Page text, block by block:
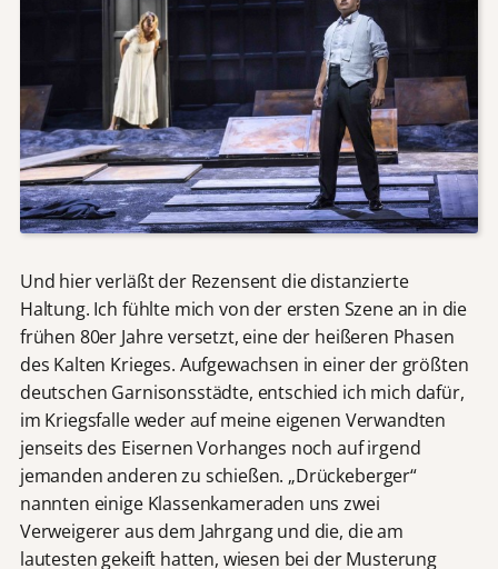
Und hier verläßt der Rezensent die distanzierte
Haltung. Ich fühlte mich von der ersten Szene an in die
frühen 80er Jahre versetzt, eine der heißeren Phasen
des Kalten Krieges. Aufgewachsen in einer der größten
deutschen Garnisonsstädte, entschied ich mich dafür,
im Kriegsfalle weder auf meine eigenen Verwandten
jenseits des Eisernen Vorhanges noch auf irgend
jemanden anderen zu schießen. „Drückeberger“
nannten einige Klassenkameraden uns zwei
Verweigerer aus dem Jahrgang und die, die am
lautesten gekeift hatten, wiesen bei der Musterung